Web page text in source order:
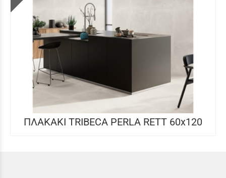
ΠΛΑΚΑΚΙ TRIBECA PERLA RETT 60x120